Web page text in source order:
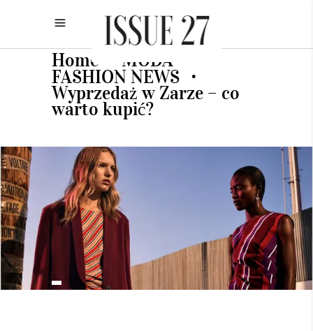
Home MODA
FASHION NEWS •
Wyprzedaż w Zarze – co
warto kupić?